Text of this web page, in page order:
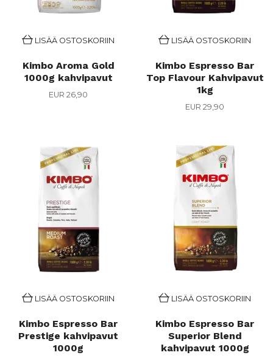
LISÄÄ OSTOSKORIIN
Kimbo Aroma Gold
1000g kahvipavut
EUR 26,90
LISÄÄ OSTOSKORIIN
Kimbo Espresso Bar
Top Flavour Kahvipavut
1kg
EUR 29,90
LISÄÄ OSTOSKORIIN
Kimbo Espresso Bar
Prestige kahvipavut
1000g
LISÄÄ OSTOSKORIIN
Kimbo Espresso Bar
Superior Blend
kahvipavut 1000g